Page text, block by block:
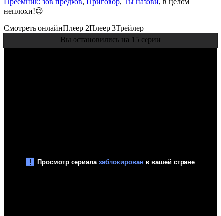
неплохи!😉
Смотреть онлайнПлеер 2Плеер 3Трейлер
Вы остановились на 15 серии